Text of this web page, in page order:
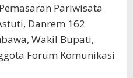
Pariwisata
Danrem 162
Wakil Bupati,
Forum Komunikasi